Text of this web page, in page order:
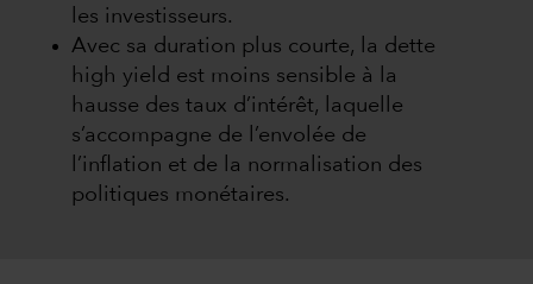
les investisseurs.
Avec sa duration plus courte, la dette
high yield est moins sensible à la
hausse des taux d’intérêt, laquelle
s’accompagne de l’envolée de
l’inflation et de la normalisation des
politiques monétaires.